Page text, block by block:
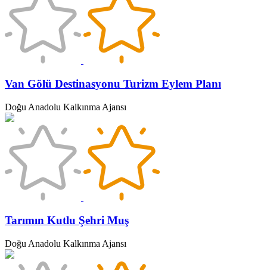
Van Gölü Destinasyonu Turizm Eylem Planı
Doğu Anadolu Kalkınma Ajansı
Tarımın Kutlu Şehri Muş
Doğu Anadolu Kalkınma Ajansı